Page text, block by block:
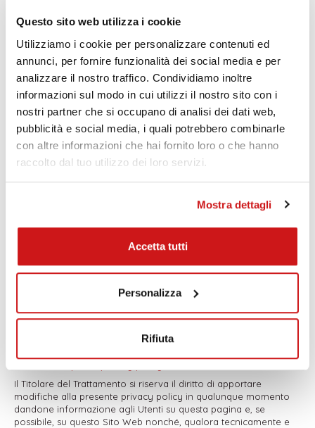
Questo sito web utilizza i cookie
Utilizziamo i cookie per personalizzare contenuti ed
annunci, per fornire funzionalità dei social media e per
analizzare il nostro traffico. Condividiamo inoltre
informazioni sul modo in cui utilizzi il nostro sito con i
nostri partner che si occupano di analisi dei dati web,
pubblicità e social media, i quali potrebbero combinarle
con altre informazioni che hai fornito loro o che hanno
raccolto dal tuo utilizzo dei loro servizi.
Mostra dettagli
Accetta tutti
Personalizza
Rifiuta
pubbliche.
Informative specifiche
Su richiesta dell’Utente, in aggiunta alle informazioni contenute
in questa privacy policy, questo Sito Web potrebbe fornire
all'Utente delle informative aggiuntive e contestuali riguardanti
Servizi specifici, o la raccolta ed il trattamento di Dati Personali.
Log di sistema e manutenzione
Per necessità legate al funzionamento ed alla manutenzione,
potrebbero raccogliere log di sistema, ossia file che registrano
Personali potranno essere richieste in qualsiasi momento al
Per scoprire se gli eventuali servizi di terze parti utilizzati le
Il Titolare del Trattamento si riserva il diritto di apportare
modifiche alla presente privacy policy in qualunque momento
dandone informazione agli Utenti su questa pagina e, se
possibile, su questo Sito Web nonché, qualora tecnicamente e